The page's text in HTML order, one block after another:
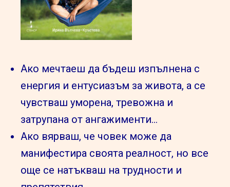
Ако мечтаеш да бъдеш изпълнена с
енергия и ентусиазъм за живота, а се
чувстваш уморена, тревожна и
затрупана от ангажименти…
Ако вярваш, че човек може да
манифестира своята реалност, но все
още се натъкваш на трудности и